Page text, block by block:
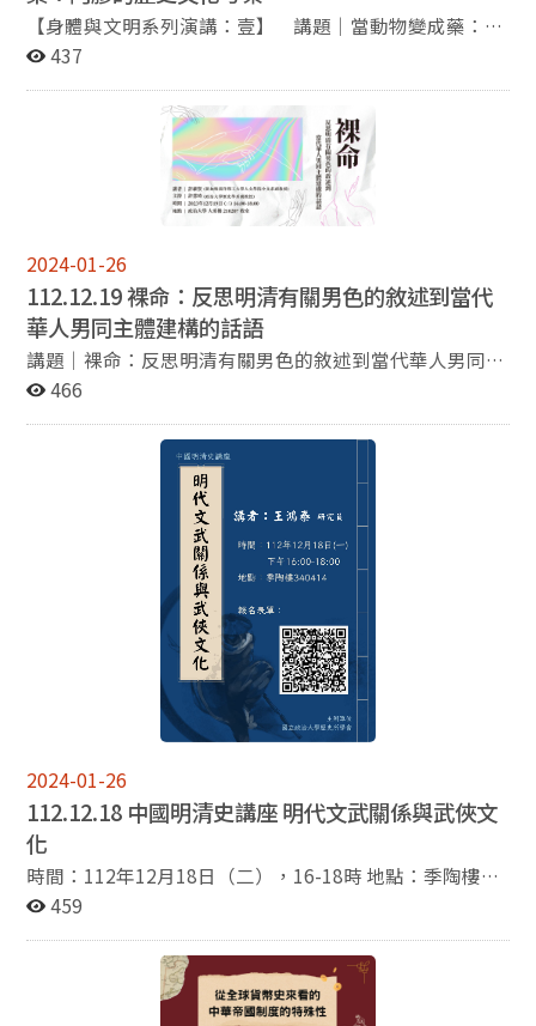
【身體與文明系列演講：壹】 講題｜當動物變成藥：阿
膠的歷史文化考察 講者｜劉世珣（國立故宮博物院書畫
｜國立政治大學歷史學系、身體與文明研究中心 協辦｜
近代社會的身體與性別跨領域學分學程
437
2024-01-26
112.12.19 裸命：反思明清有關男色的敘述到當代
華人男同主體建構的話語
講題｜裸命：反思明清有關男色的敘述到當代華人男同主
體建構的話語 講者｜許維賢(新加坡南洋理工大學人文學
時間｜2023年12月19日(二)，下午16:00-18:00 地點｜國
立政治大學大勇樓210207教室 主辦｜國立政治大學歷史
學系 協辦｜近代社會的身體與性別跨領域學分學程
466
2024-01-26
112.12.18 中國明清史講座 明代文武關係與武俠文
化
時間：112年12月18日（二），16-18時 地點：季陶樓
340414教室 題目：明代文武關係與武俠文化 演講人：王
459